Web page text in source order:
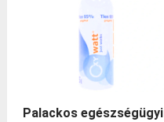
Palackos egészségügyi